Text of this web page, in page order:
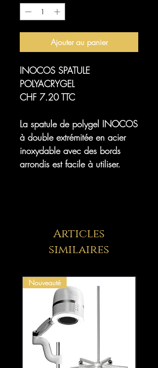
Ajouter au panier
INOCOS SPATULE
POLYACRYGEL
CHF 7.20 TTC
La spatule de polygel INOCOS
à double extrémitée en acier
inoxydable avec des bords
arrondis est facile à utiliser.
Articles
similaires
Nouveauté